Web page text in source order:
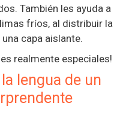
También les ayuda a
fríos, al distribuir la
capa aislante.
realmente especiales!
lengua de un